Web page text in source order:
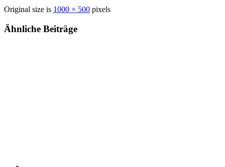
Original size is 1000 × 500 pixels
Ähnliche Beiträge